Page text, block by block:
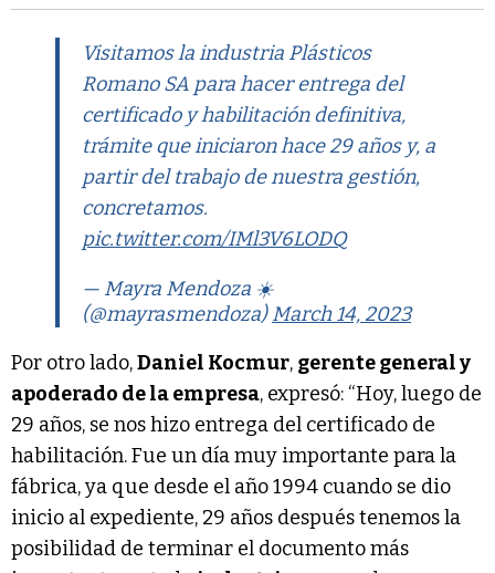
Visitamos la industria Plásticos
Romano SA para hacer entrega del
certificado y habilitación definitiva,
trámite que iniciaron hace 29 años y, a
partir del trabajo de nuestra gestión,
concretamos.
pic.twitter.com/IMl3V6LODQ
— Mayra Mendoza ☀️
(@mayrasmendoza)March 14, 2023
Por otro lado,Daniel Kocmur, gerente general y
apoderado de la empresa, expresó: “Hoy, luego de
29 años, se nos hizo entrega del certificado de
habilitación. Fue un día muy importante para la
fábrica, ya que desde el año 1994 cuando se dio
inicio al expediente, 29 años después tenemos la
posibilidad de terminar el documento más